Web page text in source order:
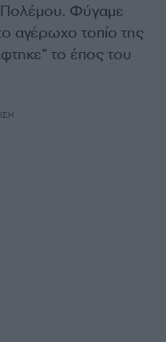
Φύγαμε
αγέρωχο τοπίο της
το έπος του